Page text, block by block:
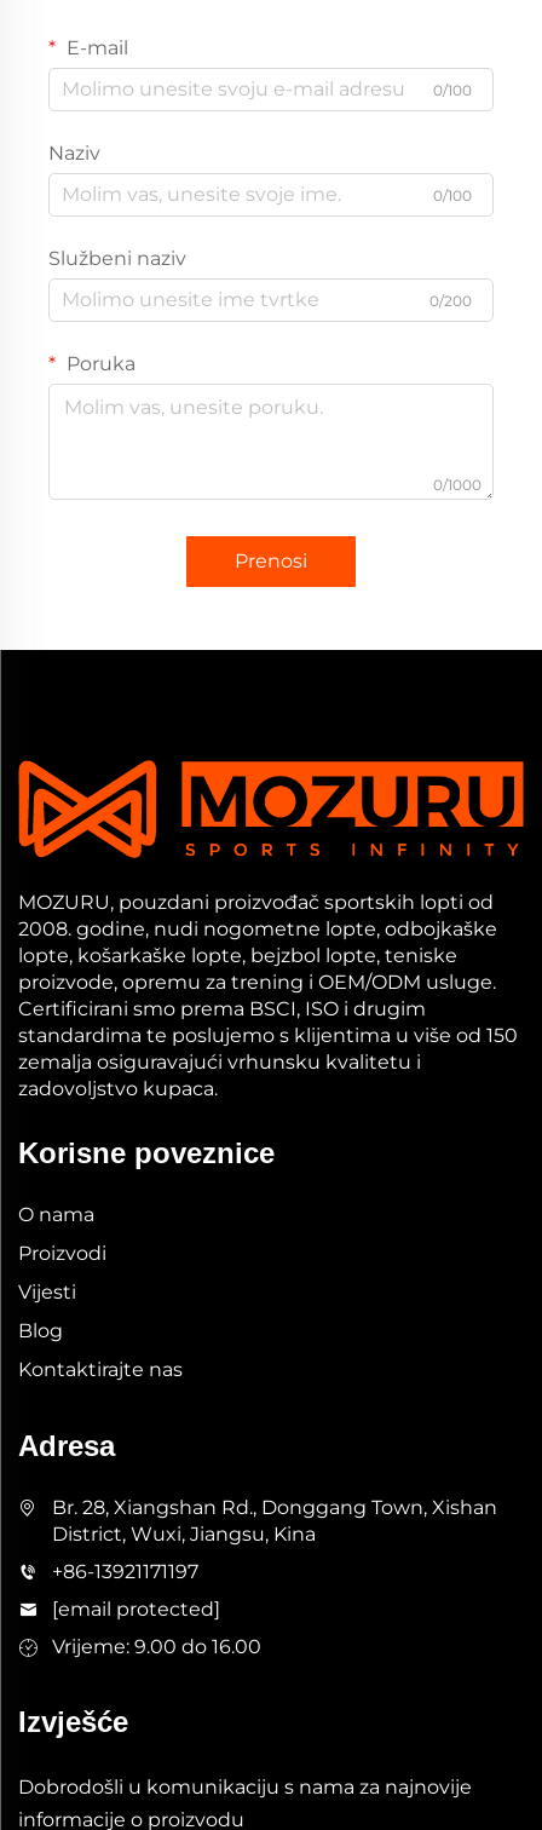
E-mail
0/100
Naziv
0/100
Službeni naziv
0/200
Poruka
0/1000
Prenosi
MOZURU, pouzdani proizvođač sportskih lopti od
2008. godine, nudi nogometne lopte, odbojkaške
lopte, košarkaške lopte, bejzbol lopte, teniske
proizvode, opremu za trening i OEM/ODM usluge.
Certificirani smo prema BSCI, ISO i drugim
standardima te poslujemo s klijentima u više od 150
zemalja osiguravajući vrhunsku kvalitetu i
zadovoljstvo kupaca.
Korisne poveznice
O nama
Proizvodi
Vijesti
Blog
Kontaktirajte nas
Adresa
Br. 28, Xiangshan Rd., Donggang Town, Xishan
District, Wuxi, Jiangsu, Kina
+86-13921171197
[email protected]
Vrijeme: 9.00 do 16.00
Izvješće
Dobrodošli u komunikaciju s nama za najnovije
informacije o proizvodu